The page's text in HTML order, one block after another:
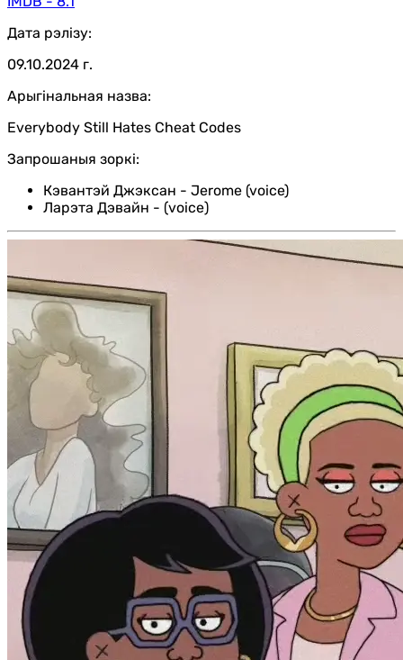
Дата рэлізу:
09.10.2024 г.
Арыгінальная назва:
Everybody Still Hates Cheat Codes
Запрошаныя зоркі:
Кэвантэй Джэксан - Jerome (voice)
Ларэта Дэвайн - (voice)